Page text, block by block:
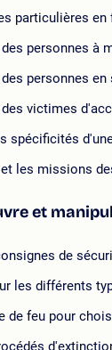
particulières
des personnes à
personnes
des victimes
spécificités
et les missions
et
de
les différents
de feu pour